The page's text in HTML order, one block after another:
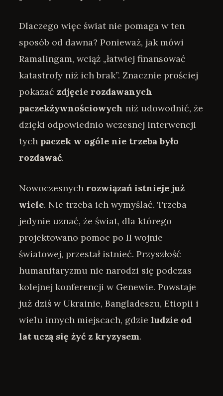
Dlaczego więc świat nie pomaga w ten
sposób od dawna? Ponieważ, jak mówi
Ramalingam, wciąż „łatwiej finansować
katastrofy niż ich brak”. Znacznie prościej
pokazać zdjęcie rozdawanych
paczekżywnościowych niż udowodnić, że
dzięki odpowiednio wczesnej interwencji
tych paczek w ogóle nie trzeba było
rozdawać.
Nowoczesnych rozwiązań istnieje już
wiele. Nie trzeba ich wymyślać. Trzeba
jedynie uznać, że świat, dla którego
projektowano pomoc po II wojnie
światowej, przestał istnieć. Przyszłość
humanitaryzmu nie narodzi się podczas
kolejnej konferencji w Genewie. Powstaje
już dziś w Ukrainie, Bangladeszu, Etiopii i
wielu innych miejscach, gdzie ludzie od
lat uczą się żyć z kryzysem.